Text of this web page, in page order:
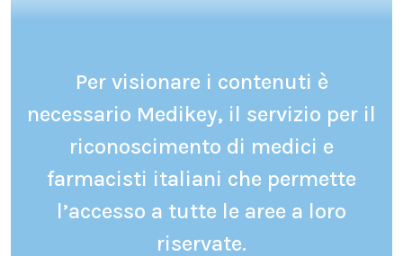
Per visionare i contenuti è
necessario Medikey, il servizio per il
riconoscimento di medici e
farmacisti italiani che permette
l’accesso a tutte le aree a loro
riservate.